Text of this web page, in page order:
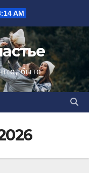
AM
быте